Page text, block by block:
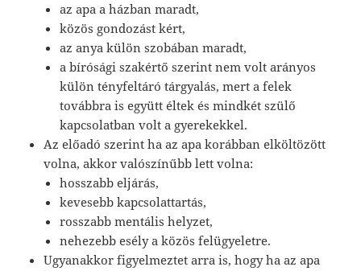
az apa a házban maradt,
közös gondozást kért,
az anya külön szobában maradt,
a bírósági szakértő szerint nem volt arányos
külön tényfeltáró tárgyalás, mert a felek
továbbra is együtt éltek és mindkét szülő
kapcsolatban volt a gyerekekkel.
Az előadó szerint ha az apa korábban elköltözött
volna, akkor valószínűbb lett volna:
hosszabb eljárás,
kevesebb kapcsolattartás,
rosszabb mentális helyzet,
nehezebb esély a közös felügyeletre.
Ugyanakkor figyelmeztet arra is, hogy ha az apa